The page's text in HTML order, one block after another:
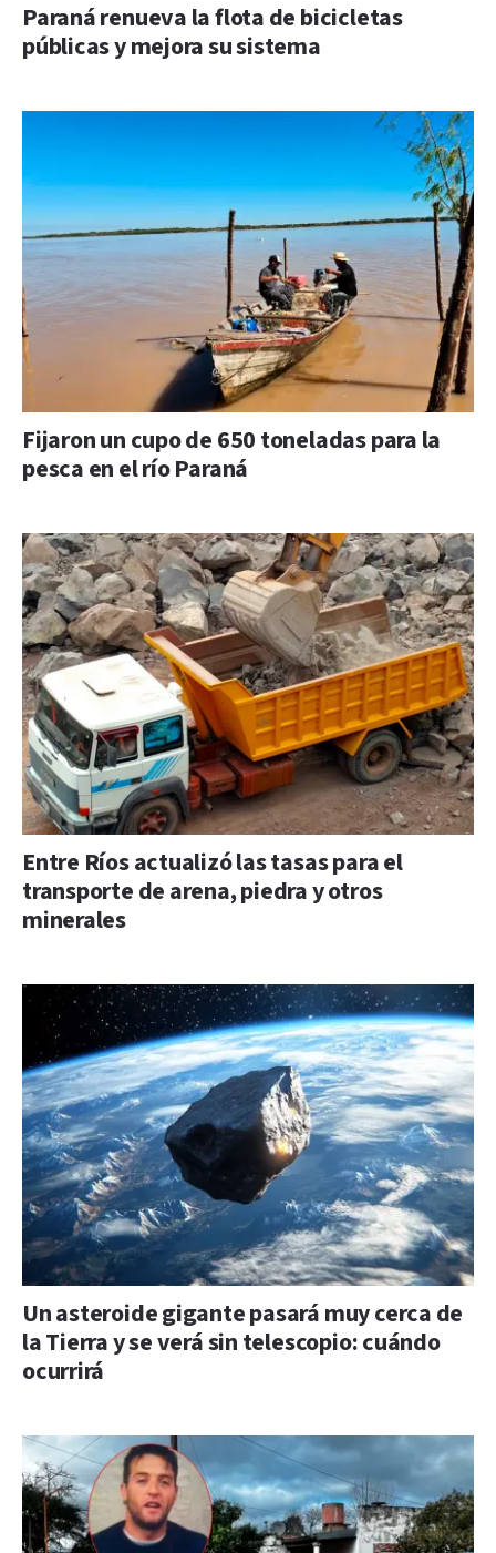
Paraná renueva la flota de bicicletas
públicas y mejora su sistema
Fijaron un cupo de 650 toneladas para la
pesca en el río Paraná
Entre Ríos actualizó las tasas para el
transporte de arena, piedra y otros
minerales
Un asteroide gigante pasará muy cerca de
la Tierra y se verá sin telescopio: cuándo
ocurrirá